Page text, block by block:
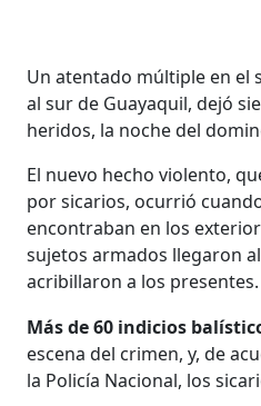
Un atentado múltiple en el
al sur de Guayaquil, dejó
heridos, la noche del
El nuevo hecho violento,
por sicarios, ocurrió
encontraban en los
sujetos armados llegaron
acribillaron a los presentes.
Más de 60 indicios
escena del crimen, y, de
la Policía Nacional, los